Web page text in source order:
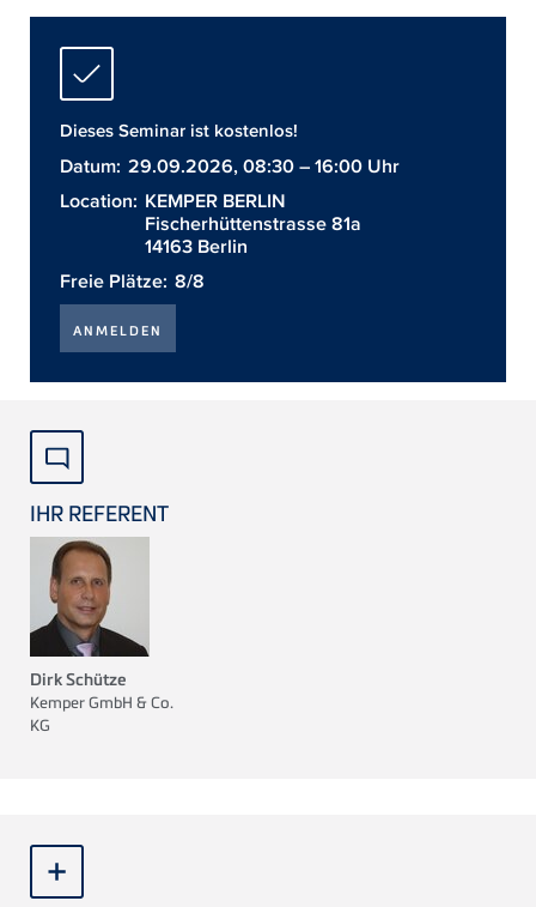
Dieses Seminar ist kostenlos!
Datum: 29.09.2026, 08:30 – 16:00 Uhr
Location: KEMPER BERLIN
Fischerhüttenstrasse 81a
14163 Berlin
Freie Plätze: 8/8
ANMELDEN
IHR REFERENT
Dirk Schütze
Kemper GmbH & Co.
KG